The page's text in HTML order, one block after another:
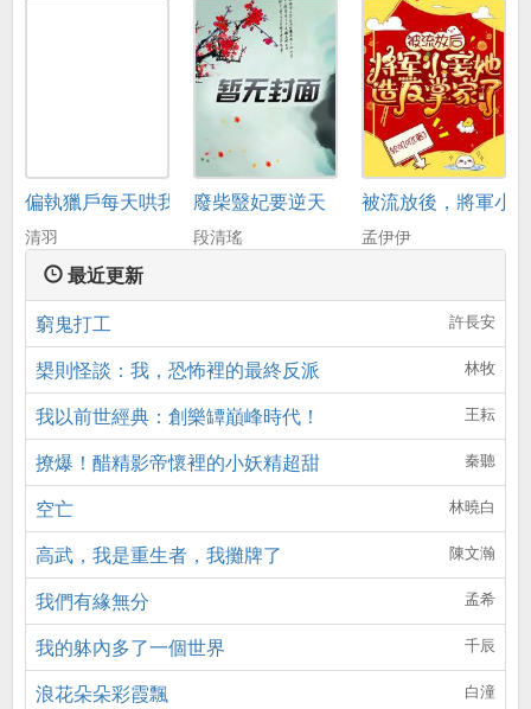
偏執獵戶每天哄我生崽崽（書號：18502
清羽
廢柴毉妃要逆天
段清瑤
被流放後，將軍小
孟伊伊
最近更新
窮鬼打工
許長安
槼則怪談：我，恐怖裡的最終反派 林牧
我以前世經典：創樂罈巔峰時代！ 王耘
撩爆！醋精影帝懷裡的小妖精超甜 秦聽
空亡 林曉白
高武，我是重生者，我攤牌了 陳文瀚
我們有緣無分 孟希
我的躰內多了一個世界 千辰
浪花朵朵彩霞飄 白潼